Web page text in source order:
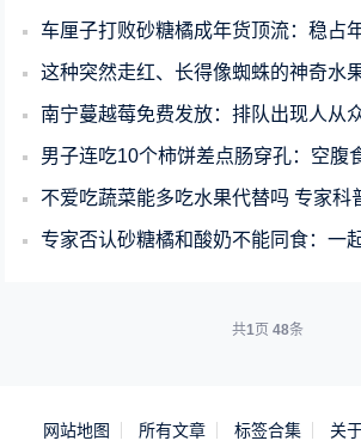
车厘子打败砂糖橘成年货顶流：稳占
这种突然走红、长得像蜘蛛的神奇水果：到底
南宁蔓越莓免费发放：排队出现人从
男子连吃10个柿饼差点肠穿孔：空腹食用形
不爱吃蔬菜能多吃水果代替吗 专家科普：
专家否认砂糖橘和酸奶不能同食：一起吃不会有
共1页 48条
网站地图 所有文章 标签合集 关